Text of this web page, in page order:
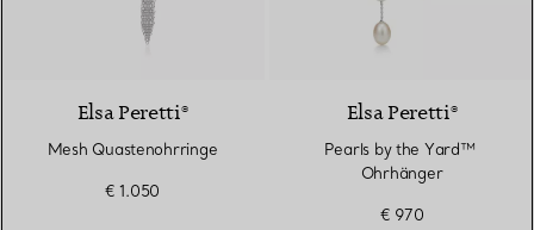
Elsa Peretti®
Mesh Quastenohrringe
€ 1.050
Elsa Peretti®
Pearls by the Yard™ ​​
Ohrhänger
€ 970